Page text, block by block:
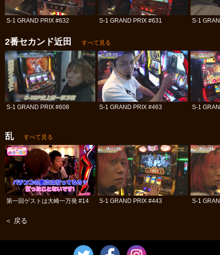
S-1 GRAND PRIX #632 S-1 GRAND PRIX #631 S-1
2番セカンド近田 すべて見る
S-1 GRAND PRIX #608 S-1 GRAND PRIX #463 S-1
乱 すべて見る
第一回ゲストは大崎一万発 #14 S-1 GRAND PRIX #443 S-1
＜ 戻る